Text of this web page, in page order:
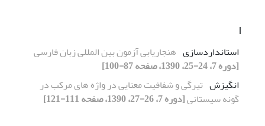
ا
استانداردسازی هنجاریابی آزمون بین المللی زبان فارسی
[دوره 7، 24-25، 1390، صفحه 87-100]
انگیزش تیرگی و شفافیت معنایی در واژه های مرکب در
گونه سیستانی[دوره 7، 26-27، 1390، صفحه 111-121]